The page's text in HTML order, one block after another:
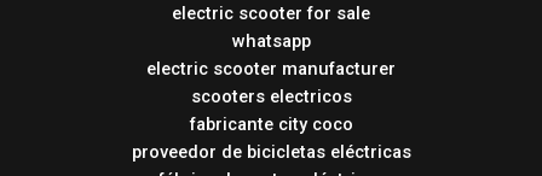
electric scooter for sale
whatsapp
electric scooter manufacturer
scooters electricos
fabricante city coco
proveedor de bicicletas eléctricas